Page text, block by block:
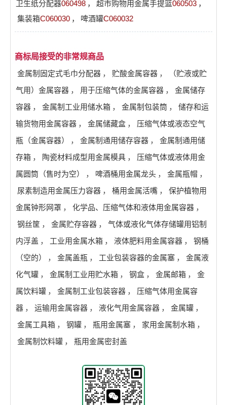
卫生纸分配器060498 ， 超市购物用金属手提篮060503 ，
集装箱C060030 ， 啤酒罐C060032
商标局接受的非常规商品
金属制固定式毛巾分配器 ， 贮酸金属容器 ，
（贮液或贮
气用）金属容器 ， 用于压缩气体的金属容器 ，
金属储存
容器 ， 金属制工业用储水箱 ， 金属制包装筒 ，
储存和运
输货物用金属容器 ， 金属储藏盒 ，
压缩气体或液态空气
瓶（金属容器）
， 金属制通用储存容器 ，
金属制通用储
存箱 ， 陶瓷材料成型用金属模具 ，
压缩气体或液体用金
属圆筒（售时为空）
， 啤酒桶用金属龙头 ， 金属瓶帽 ，
尿素制造用金属压力容器 ， 桶用金属活嘴 ，
保护植物用
金属钟形网罩 ， 化学品、压缩气体和液体用金属容器 ，
钢丝筐 ， 金属贮存容器 ，
气体或液化气体存储罐用铝制
内浮盖 ， 工业用金属水箱 ， 液体肥料用金属容器 ，
钢桶
（空的）
， 金属盖瓶 ， 工业包装容器的金属塞 ，
金属液
化气罐 ， 金属制工业用贮水箱 ， 钢盒 ， 金属邮箱 ，
金
属饮料罐 ， 金属制工业包装容器 ，
压缩气体用金属容
器 ， 运输用金属容器 ， 液化气用金属容器 ， 金属罐 ，
金属工具箱 ， 钢罐 ， 瓶用金属塞 ， 家用金属制水箱 ，
金属制饮料罐 ， 瓶用金属密封盖